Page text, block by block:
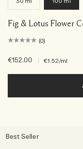
Fig & Lotus Flower
(0)
€152.00 €1.52/ml
Best Seller